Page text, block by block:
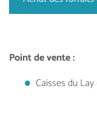
Point de vente :
Caisses du